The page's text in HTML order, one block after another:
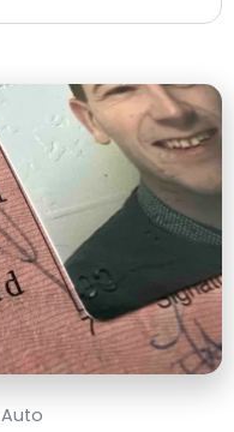
Auto